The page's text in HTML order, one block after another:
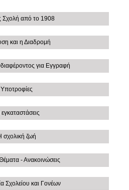
Σχολή από το 1908
και η Διαδρομή
για Εγγραφή
Υποτροφίες
εγκαταστάσεις
σχολική ζωή
- Ανακοινώσεις
Σχολείου και Γονέων